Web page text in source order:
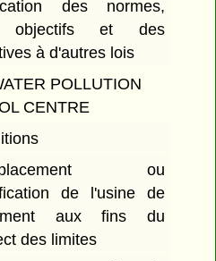
des normes,
objectifs et des
à d'autres lois
POLLUTION
CENTRE
ou
de l'usine de
aux fins du
des limites